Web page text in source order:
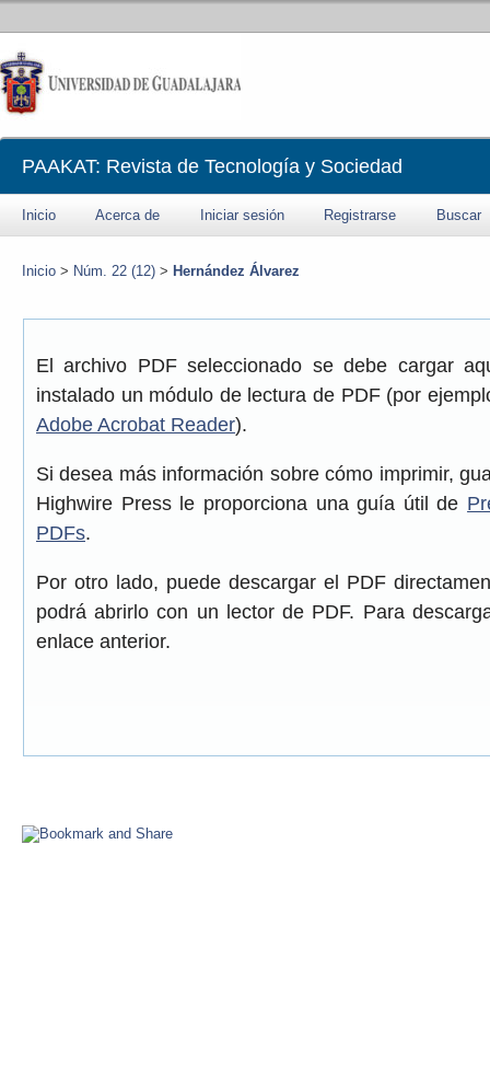
PAAKAT: Revista de Tecnología y Sociedad
Inicio Acerca de Iniciar sesión Registrarse Buscar
Inicio > Núm. 22 (12) > Hernández Álvarez
El archivo PDF seleccionado se debe cargar
instalado un módulo de lectura de PDF (por
Adobe Acrobat Reader).
Si desea más información sobre cómo imprimir,
Highwire Press le proporciona una guía útil de
PDFs.
Por otro lado, puede descargar el PDF
podrá abrirlo con un lector de PDF. Para
enlace anterior.